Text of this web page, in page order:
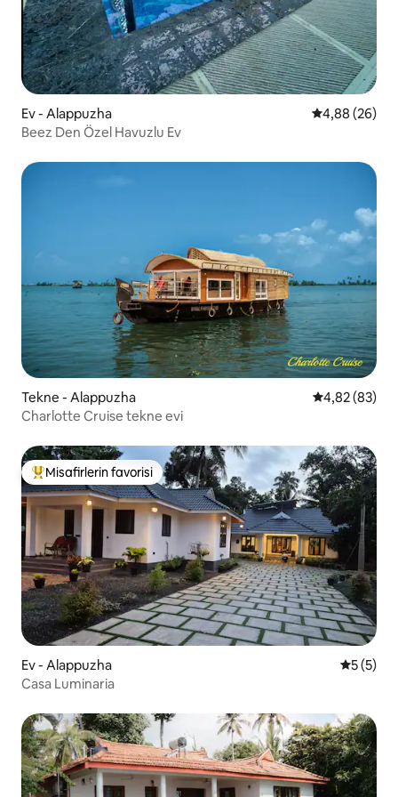
Ev - Alappuzha 5 üzerinden
4,88 (26)
Beez Den Özel Havuzlu Ev
Tekne - Alappuzha 5 üzerinden
4,82 (83)
Charlotte Cruise tekne evi
Misafirlerin favorilerinden en beğenilenler arasında
Misafirlerin favorisi
Ev - Alappuzha 55 (5)
Casa Luminaria